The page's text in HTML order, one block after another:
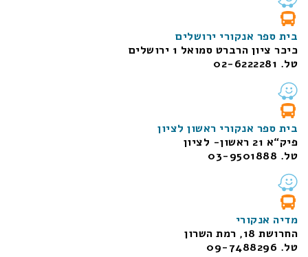
בית ספר אנקורי ירושלים
כיכר ציון הרברט סמואל 1
ירושלים
טל. 02-6222281
בית ספר אנקורי ראשון לציון
פיק“א 21 ראשון- לציון
טל. 03-9501888
מדיה אנקורי
החרושת 18, רמת השרון
טל. 09-7488296